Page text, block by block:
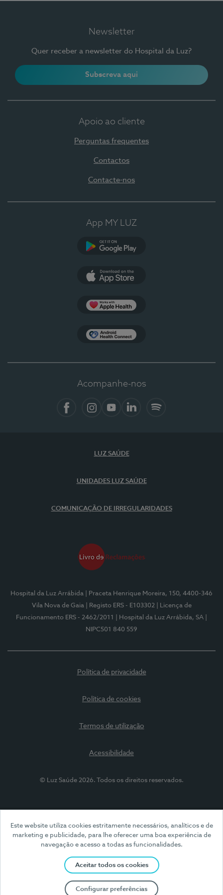
Este website utiliza cookies estritamente necessários, analíticos e de
marketing e publicidade, para lhe oferecer uma boa experiência de
navegação e acesso a todas as funcionalidades.
Aceitar todos os cookies
Configurar preferências
Newsletter
Quer receber a newsletter do Hospital da Luz?
Subscreva aqui
Apoio ao cliente
Perguntas frequentes
Contactos
Contacte-nos
App MY LUZ
Acompanhe-nos
LUZ SAÚDE
UNIDADES LUZ SAÚDE
COMUNICAÇÃO DE IRREGULARIDADES
Hospital da Luz Arrábida
| Praceta Henrique Moreira, 150, 4400-346
Vila Nova de Gaia
| Registo ERS - E103302
| Licença de
Funcionamento ERS - 2462/2011
| Hospital da Luz Arrábida, SA
NIPC501 840 559
Política de privacidade
Política de cookies
Termos de utilização
Acessibilidade
© Luz Saúde 2026. Todos os direitos reservados.